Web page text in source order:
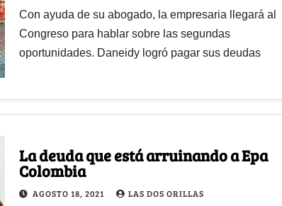
Con ayuda de su abogado, la empresaria llegará al
Congreso para hablar sobre las segundas
oportunidades. Daneidy logró pagar sus deudas
La deuda que está arruinando a Epa
Colombia
AGOSTO 18, 2021 LAS DOS ORILLAS